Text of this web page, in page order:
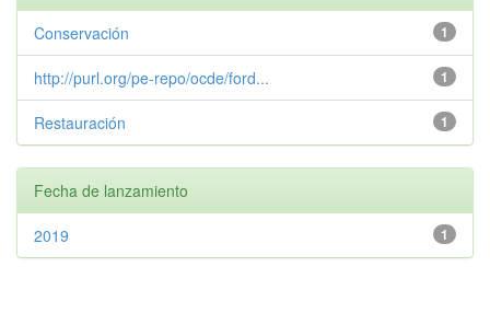
1
Conservación
1
http://purl.org/pe-repo/ocde/ford...
1
Restauración
Fecha de lanzamiento
1
2019